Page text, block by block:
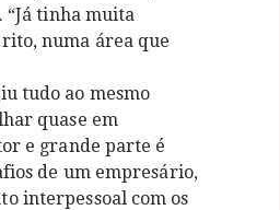
“Já tinha muita
numa área que
tudo ao mesmo
quase em
e grande parte é
de um empresário,
interpessoal com os